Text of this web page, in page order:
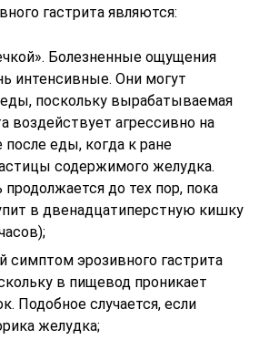
гастрита являются:
Болезненные ощущения
интенсивные. Они могут
поскольку вырабатываемая
воздействует агрессивно на
еды, когда к ране
содержимого желудка.
продолжается до тех пор, пока
в двенадцатиперстную кишку
симптом эрозивного гастрита
в пищевод проникает
Подобное случается, если
желудка;